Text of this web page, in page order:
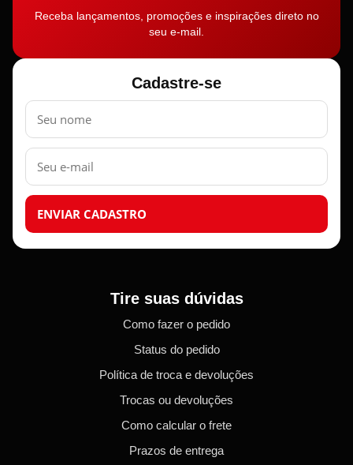
Receba lançamentos, promoções e inspirações direto no
seu e-mail.
Cadastre-se
Nome
E-
mail
ENVIAR CADASTRO
Tire suas dúvidas
Como fazer o pedido
Status do pedido
Política de troca e devoluções
Trocas ou devoluções
Como calcular o frete
Prazos de entrega